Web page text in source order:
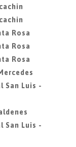
Rosa
Rosa
Rosa
San Luis -
San Luis -